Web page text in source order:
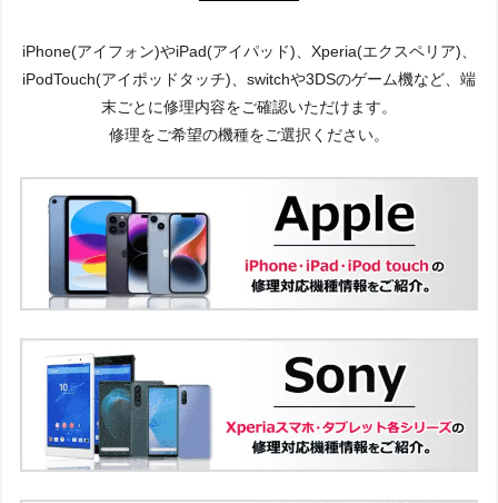
iPhone(アイフォン)やiPad(アイパッド)、Xperia(エクスペリア)、
iPodTouch(アイポッドタッチ)、switchや3DSのゲーム機など、端
末ごとに修理内容をご確認いただけます。
修理をご希望の機種をご選択ください。